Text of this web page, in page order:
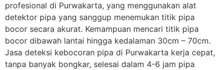
profesional di Purwakarta, yang menggunakan alat
detektor pipa yang sanggup menemukan titik pipa
bocor secara akurat. Kemampuan mencari titik pipa
bocor dibawah lantai hingga kedalaman 30cm – 70cm.
Jasa deteksi kebocoran pipa di Purwakarta kerja cepat,
tanpa banyak bongkar, selesai dalam 4-6 jam pipa